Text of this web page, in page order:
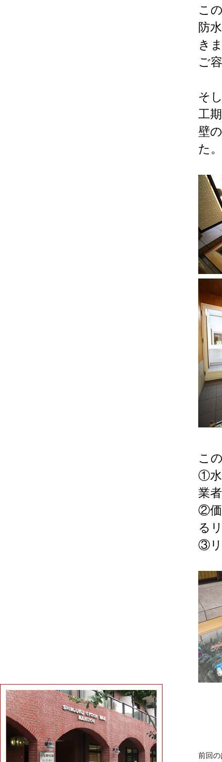
こ
防
き
ご
そ
工
壁
た。
こ
①水
業
②価
る
③リ
前回